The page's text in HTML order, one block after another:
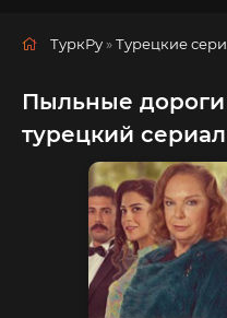
ТуркРу »Турецкие
Пыльные дороги
турецкий сериал